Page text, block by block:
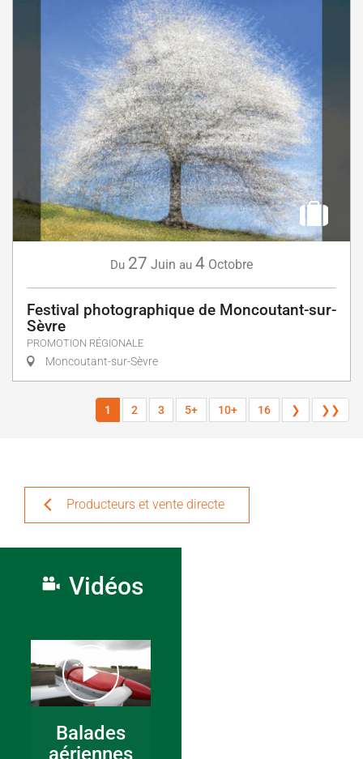
Du 27 Juin au 4 Octobre
Festival photographique de Moncoutant-sur-
Sèvre
PROMOTION RÉGIONALE
Moncoutant-sur-Sèvre
1 2 3 5+ 10+ 16 ❯ ❯❯
Producteurs et vente directe
Vidéos
Balades